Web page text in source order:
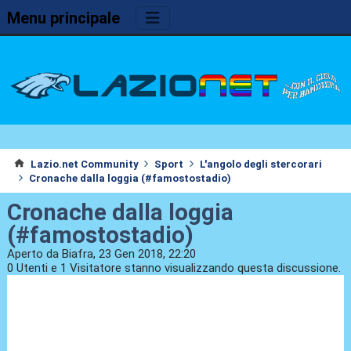
Menu principale
Lazio.net Community Sport
L'angolo degli stercorari
Cronache dalla loggia (#famostostadio)
Cronache dalla loggia
(#famostostadio)
Aperto da Biafra, 23 Gen 2018, 22:20
0 Utenti e 1 Visitatore stanno visualizzando questa discussione.